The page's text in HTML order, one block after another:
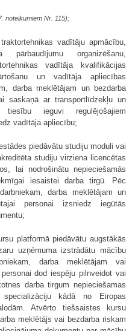
noteikumiem Nr. 115);
vadītāju apmācību,
organizēšanu,
vadītāja kvalifikācijas
un vadītāja apliecības
darba meklētājam un bezdarba
saskaņā ar transportlīdzekļu un
tiesību ieguvi regulējošajiem
vadītāja apliecību;
piedāvātu studiju moduli vai
studiju virziena licencētas
lai nodrošinātu nepieciešamās
iesaistei darba tirgū. Pēc
darba meklētājam un
personai izsniedz iegūtās
platformā piedāvātu augstākās
uzņēmuma izstrādātu mācību
darba meklētājam vai
dod iespēju pilnveidot vai
darba tirgum nepieciešamas
kādā no Eiropas
Atvērto tiešsaistes kursu
meklētājs vai bezdarba riskam